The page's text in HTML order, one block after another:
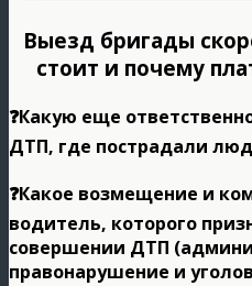
Выезд бригады
стоит и почему
❓Какую еще
ДТП, где пострадали
❓Какое возмещение и
водитель, которого
совершении ДТП
правонарушение и